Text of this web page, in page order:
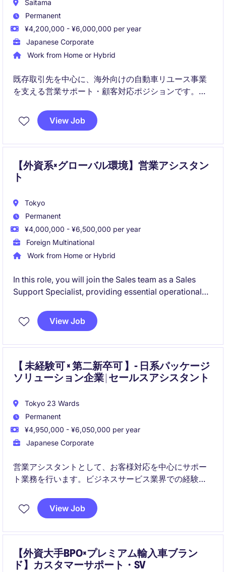
Saitama
Permanent
¥4,200,000 - ¥6,000,000 per year
Japanese Corporate
Work from Home or Hybrid
既存取引先を中心に、海外向けの自動車リユース事業
を支える営業サポート・顧客対応ポジションです。
対応、ニーズ確認を通じて、中長期的に業務に取り組
める方に適した環境です。
View Job
【外資系×グローバル環境】営業アシスタン
ト
Tokyo
Permanent
¥4,000,000 - ¥6,500,000 per year
Foreign Multinational
Work from Home or Hybrid
In this role, you will join the Sales team as a Sales
Support Specialist, providing essential operational
processes and excellent customer service.
responsibilities, and working in an international
business setting.
View Job
【 未経験可 × 第二新卒可 】- 日系パッケージ
ソリューション企業 | セールスアシスタント
Tokyo 23 Wards
Permanent
¥4,950,000 - ¥6,050,000 per year
Japanese Corporate
営業アシスタントとして、お客様対応を中心にサポー
ト業務を行います。ビジネスサービス業界での経験を
す。
View Job
【外資大手BPO×プレミアム輸入車ブラン
ド】カスタマーサポート・SV